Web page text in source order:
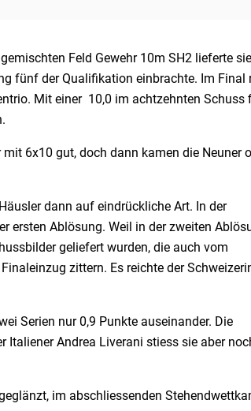
Feld Gewehr 10m SH2 lieferte
fünf der Qualifikation einbrachte. Im Final
Mit einer 10,0 im achtzehnten Schuss
6x10 gut, doch dann kamen die Neuner
dann auf eindrückliche Art. In der
ersten Ablösung. Weil in der zweiten
geliefert wurden, die auch vom
zittern. Es reichte der
Serien nur 0,9 Punkte auseinander. Die
Italiener Andrea Liverani stiess sie aber
im abschliessenden